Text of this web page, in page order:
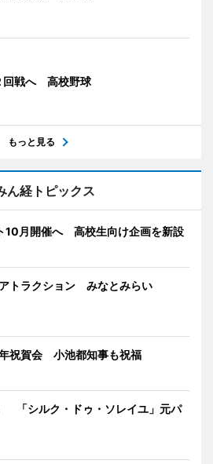
回戦へ 高校野球
もっと見る
ん経トピックス
10月開催へ 高校生向け企画を新設
トラクション みなとみらい
祝賀会 小池都知事も祝福
「シルク・ドゥ・ソレイユ」元パ